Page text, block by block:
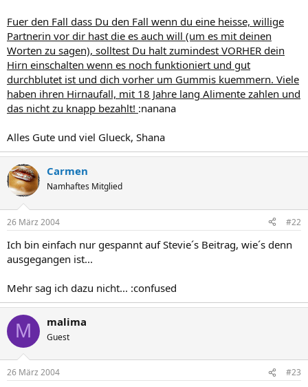
Fuer den Fall dass Du den Fall wenn du eine heisse, willige
Partnerin vor dir hast die es auch will (um es mit deinen
Worten zu sagen), solltest Du halt zumindest VORHER dein
Hirn einschalten wenn es noch funktioniert und gut
durchblutet ist und dich vorher um Gummis kuemmern. Viele
haben ihren Hirnaufall, mit 18 Jahre lang Alimente zahlen und
das nicht zu knapp bezahlt! :nanana
Alles Gute und viel Glueck, Shana
Carmen
Namhaftes Mitglied
26 März 2004 #22
Ich bin einfach nur gespannt auf Stevie´s Beitrag, wie´s denn
ausgegangen ist...
Mehr sag ich dazu nicht... :confused
M malima
Guest
26 März 2004 #23